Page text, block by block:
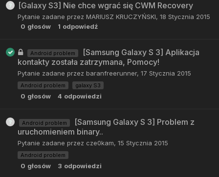
[Galaxy S3] Nie chce wgrać się CWM Recovery
Pytanie zadane przez MARIUSZ KRUCZYŃSKI, 18 Stycznia 2015
0 głosów 1 odpowiedź
Android problem
[Samsung Galaxy S 3] Aplikacja
kontakty została zatrzymana, Pomocy!
Pytanie zadane przez baranfreerunner, 17 Stycznia 2015
Android problem galaxy S3
0 głosów 4 odpowiedzi
Android problem
[Samsung Galaxy S 3] Problem z
uruchomieniem binary..
Pytanie zadane przez cze0kam, 15 Stycznia 2015
Android problem
0 głosów 3 odpowiedzi